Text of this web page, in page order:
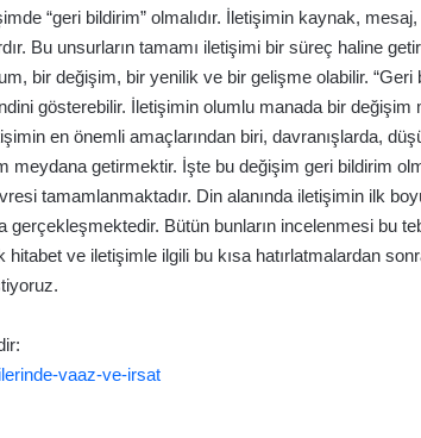
“geri bildirim” olmalıdır. İletişimin kaynak, mesaj,
Bu unsurların tamamı iletişimi bir süreç haline
bir değişim, bir yenilik ve bir gelişme olabilir.
gösterebilir. İletişimin olumlu manada bir
en önemli amaçlarından biri, davranışlarda,
meydana getirmektir. İşte bu değişim geri bildirim
tamamlanmaktadır. Din alanında iletişimin ilk
gerçekleşmektedir. Bütün bunların incelenmesi bu
ve iletişimle ilgili bu kısa hatırlatmalardan
vaaz-ve-irsat